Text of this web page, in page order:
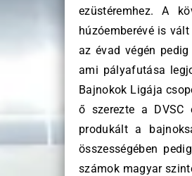
ezüstéremhez. A
húzóemberévé is
az évad végén
ami pályafutása
Bajnokok Ligája
ő szerezte a DVSC
produkált a
összességében
számok magyar